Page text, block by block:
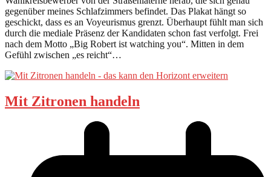
gegenüber meines Schlafzimmers befindet. Das Plakat hängt so
geschickt, dass es an Voyeurismus grenzt. Überhaupt fühlt man sich
durch die mediale Präsenz der Kandidaten schon fast verfolgt. Frei
nach dem Motto „Big Robert ist watching you“. Mitten in dem
Gefühl zwischen „es reicht“…
Mit Zitronen handeln